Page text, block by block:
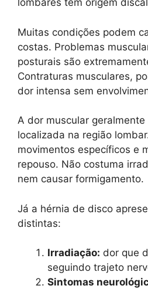
lombares tem origem
Muitas condições podem
costas. Problemas
posturais são
Contraturas musculares,
dor intensa sem
A dor muscular geralmente
localizada na região
movimentos específicos e
repouso. Não costuma
nem causar formigamento.
Já a hérnia de disco
distintas:
Irradiação: dor que
seguindo trajeto
Sintomas